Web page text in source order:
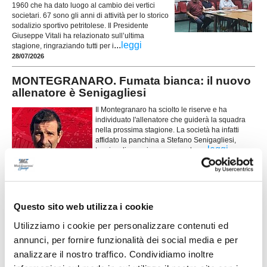
Questo sito web utilizza i cookie
Utilizziamo i cookie per personalizzare contenuti ed
annunci, per fornire funzionalità dei social media e per
analizzare il nostro traffico. Condividiamo inoltre
1960 che ha dato luogo al cambio dei vertici
societari. 67 sono gli anni di attività per lo storico
sodalizio sportivo petritolese. Il Presidente
Giuseppe Vitali ha relazionato sull’ultima
stagione, ringraziando tutti per i... leggi
28/07/2026
MONTEGRANARO. Fumata bianca: il nuovo
allenatore è Senigagliesi
Il Montegranaro ha sciolto le riserve e ha
individuato l'allenatore che guiderà la squadra
nella prossima stagione. La società ha infatti
affidato la panchina a Stefano Senigagliesi,
tecnico di esperienza con un lun
leggi
29/07/2026
SC SERVIGLIANO. Dal mercato ecco un
attaccante e un portiere